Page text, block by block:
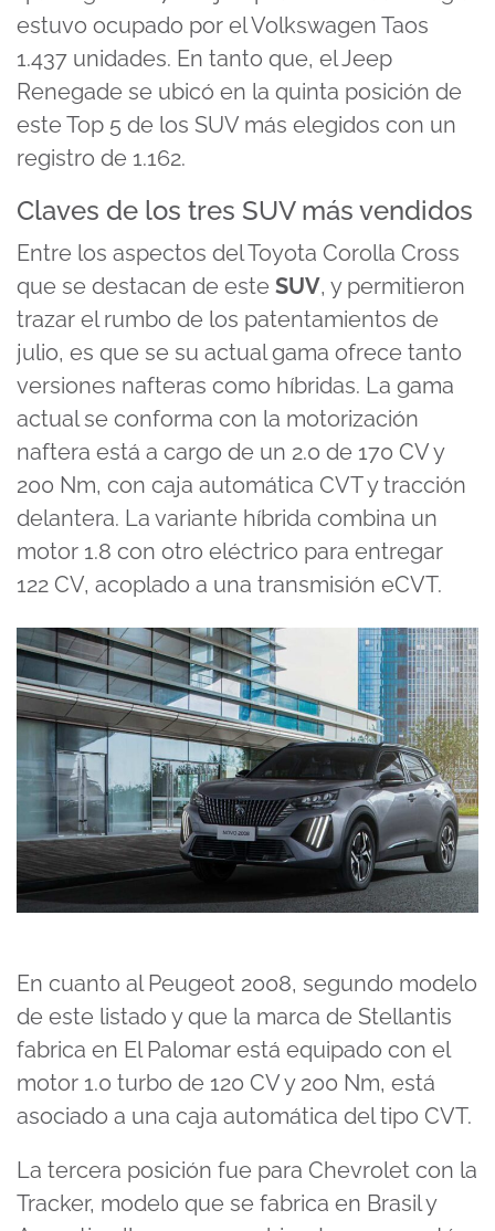
estuvo ocupado por el Volkswagen Taos
1.437 unidades. En tanto que, el Jeep
Renegade se ubicó en la quinta posición de
este Top 5 de los SUV más elegidos con un
registro de 1.162.
Claves de los tres SUV más vendidos
Entre los aspectos del Toyota Corolla Cross
que se destacan de este SUV, y permitieron
trazar el rumbo de los patentamientos de
julio, es que se su actual gama ofrece tanto
versiones nafteras como híbridas. La gama
actual se conforma con la motorización
naftera está a cargo de un 2.0 de 170 CV y
200 Nm, con caja automática CVT y tracción
delantera. La variante híbrida combina un
motor 1.8 con otro eléctrico para entregar
122 CV, acoplado a una transmisión eCVT.
En cuanto al Peugeot 2008, segundo modelo
de este listado y que la marca de Stellantis
fabrica en El Palomar está equipado con el
motor 1.0 turbo de 120 CV y 200 Nm, está
asociado a una caja automática del tipo CVT.
La tercera posición fue para Chevrolet con la
Tracker, modelo que se fabrica en Brasil y